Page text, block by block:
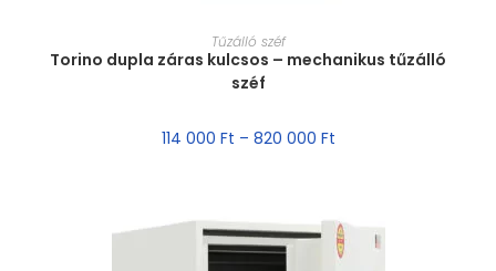
MÉRET VÁLASZTÁSA
Tűzálló széf
Torino dupla záras kulcsos – mechanikus tűzálló
széf
114 000 Ft – 820 000 Ft